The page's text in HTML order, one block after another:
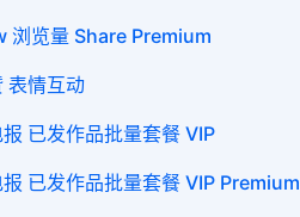
浏览量 Share Premium
表情互动
已发作品批量套餐 VIP
已发作品批量套餐 VIP Premium